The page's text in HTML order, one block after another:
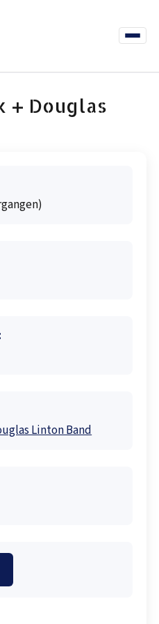
Menü
+ Douglas
Linton Band